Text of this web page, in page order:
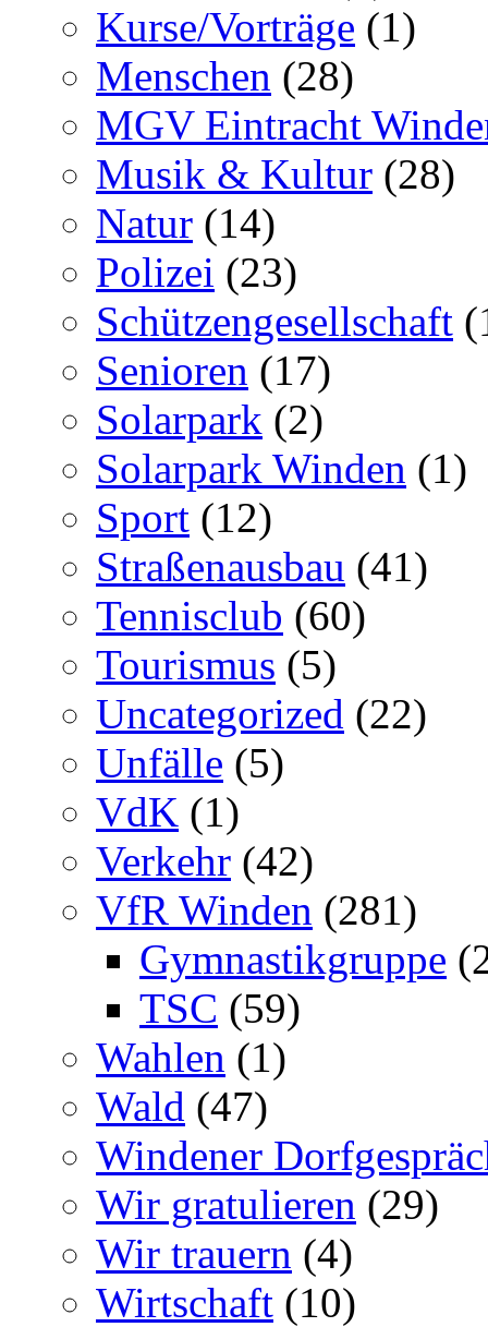
Kurse/Vorträge (1)
Menschen (28)
MGV Eintracht
Musik & Kultur (28)
Natur (14)
Polizei (23)
Schützengesellschaft
Senioren (17)
Solarpark (2)
Solarpark Winden (1)
Sport (12)
Straßenausbau (41)
Tennisclub (60)
Tourismus (5)
Uncategorized (22)
Unfälle (5)
VdK (1)
Verkehr (42)
VfR Winden (281)
Gymnastikgruppe
TSC (59)
Wahlen (1)
Wald (47)
Windener
Wir gratulieren (29)
Wir trauern (4)
Wirtschaft (10)